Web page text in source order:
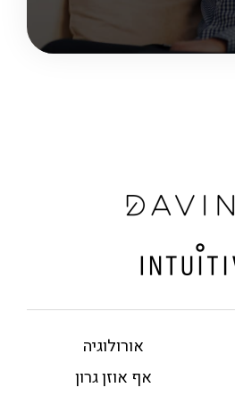
אורולוגיה
אף אוזן גרון